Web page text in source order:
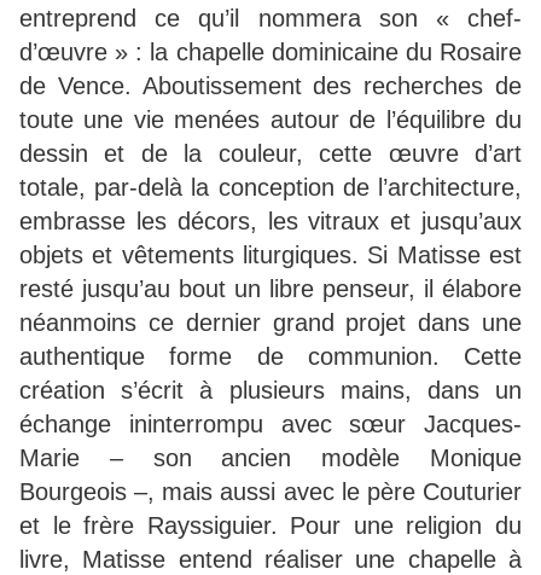
entreprend ce qu’il nommera son « chef-
d’œuvre » : la chapelle dominicaine du Rosaire
de Vence. Aboutissement des recherches de
toute une vie menées autour de l’équilibre du
dessin et de la couleur, cette œuvre d’art
totale, par-delà la conception de l’architecture,
embrasse les décors, les vitraux et jusqu’aux
objets et vêtements liturgiques. Si Matisse est
resté jusqu’au bout un libre penseur, il élabore
néanmoins ce dernier grand projet dans une
authentique forme de communion. Cette
création s’écrit à plusieurs mains, dans un
échange ininterrompu avec sœur Jacques-
Marie – son ancien modèle Monique
Bourgeois –, mais aussi avec le père Couturier
et le frère Rayssiguier. Pour une religion du
livre, Matisse entend réaliser une chapelle à